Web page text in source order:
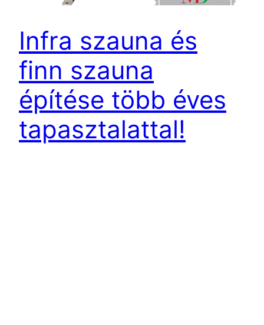
Infra szauna és
finn szauna
építése több éves
tapasztalattal!